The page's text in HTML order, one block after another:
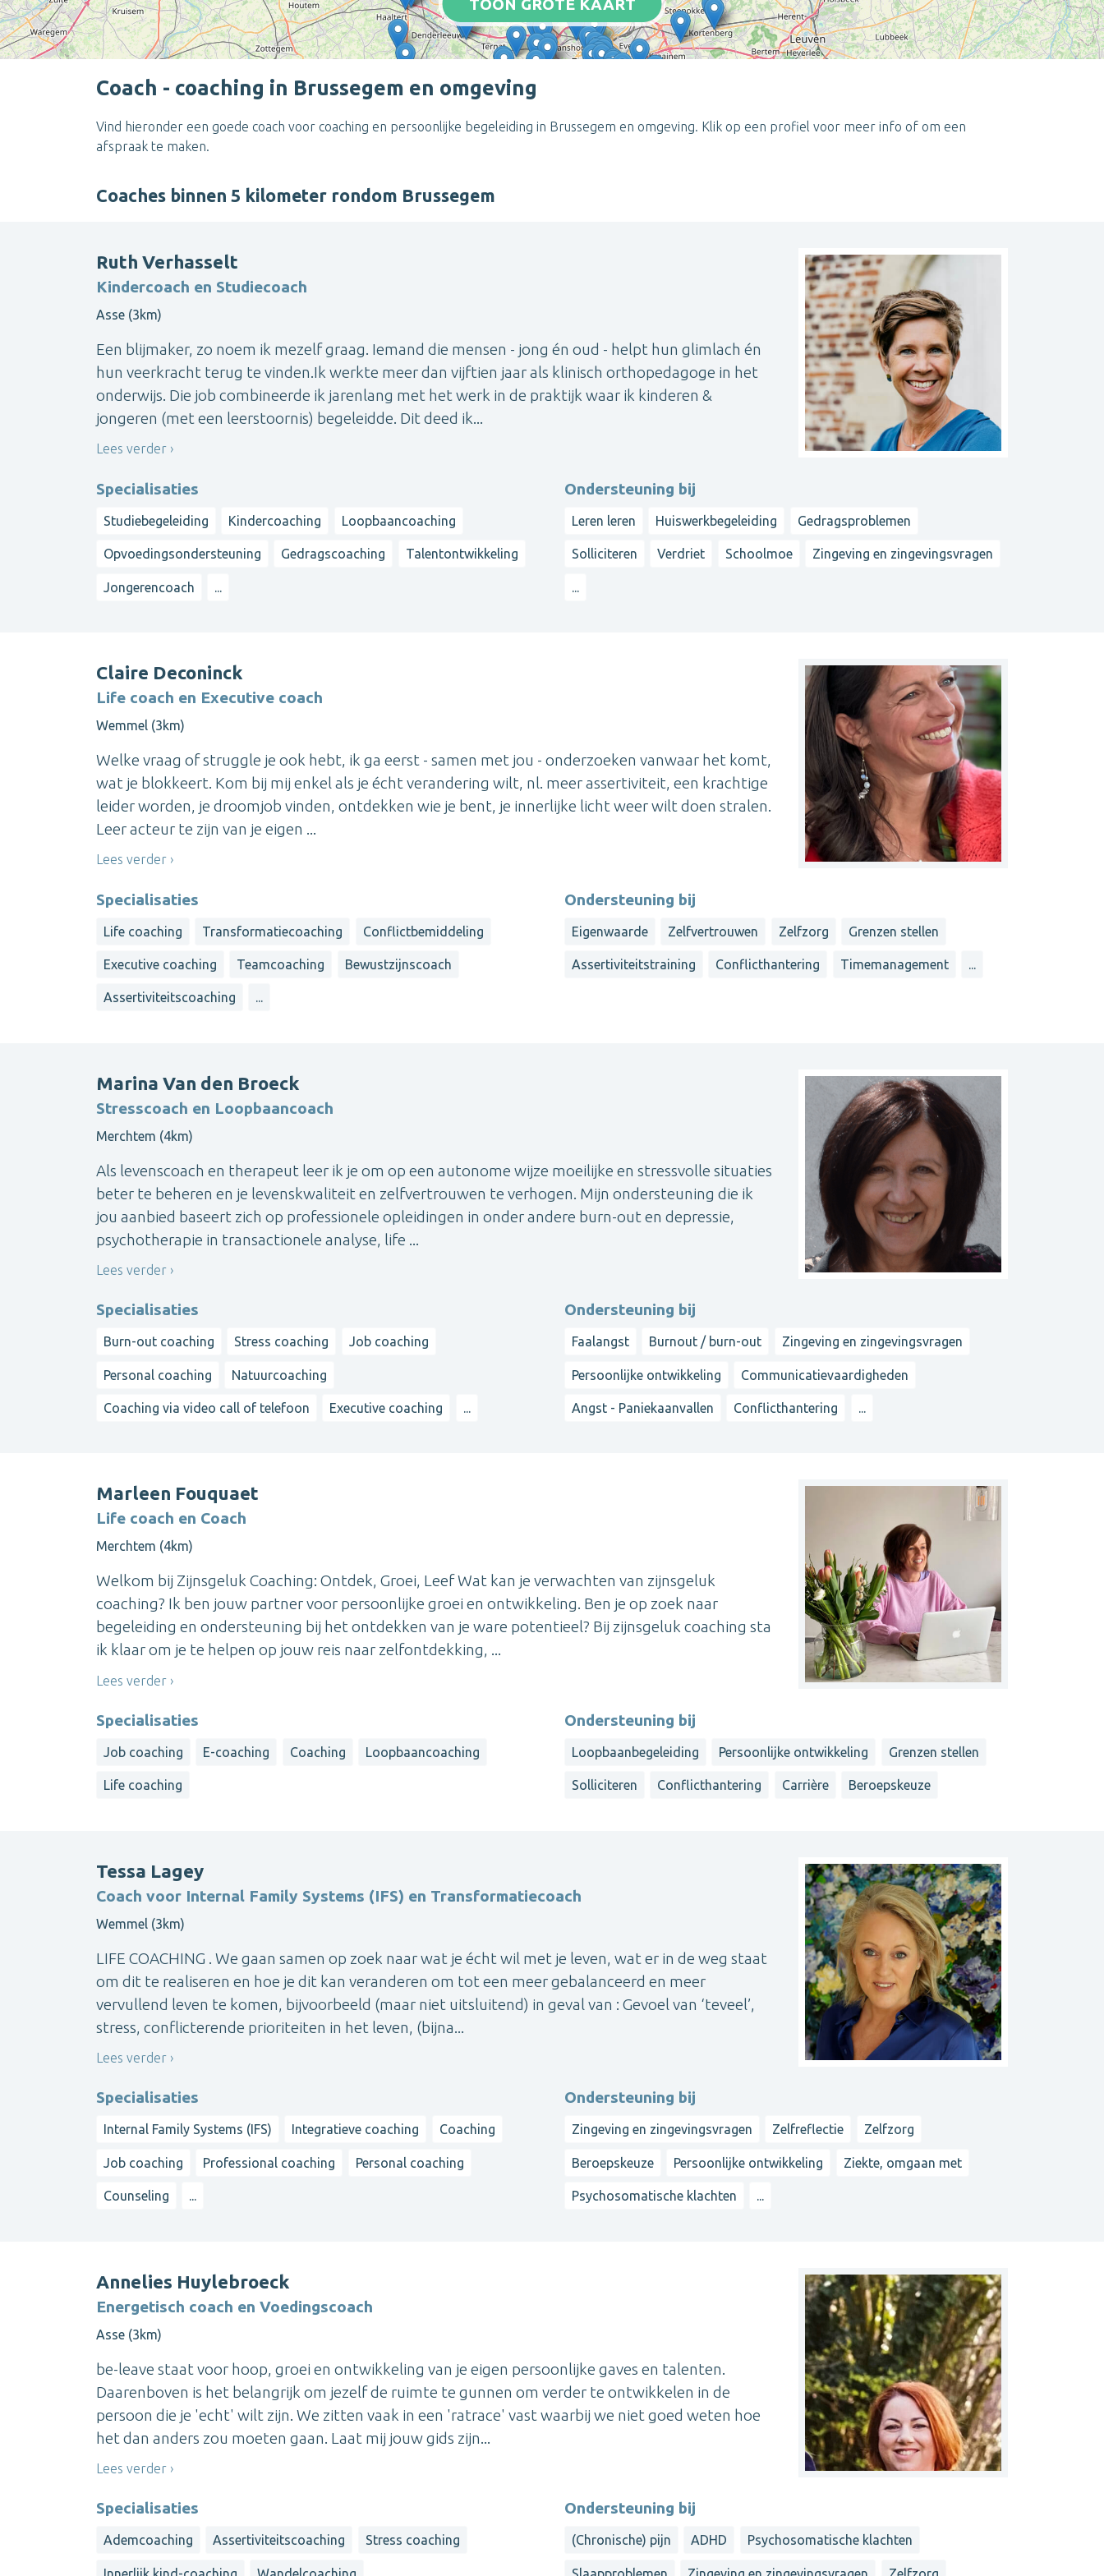
TOON GROTE KAART
Coach - coaching in Brussegem en omgeving
Vind hieronder een goede coach voor coaching en persoonlijke begeleiding in Brussegem en omgeving. Klik op een profiel voor meer info of om een
afspraak te maken.
Coaches binnen 5 kilometer rondom Brussegem
Ruth Verhasselt
Kindercoach en Studiecoach
Asse (3km)
Een blijmaker, zo noem ik mezelf graag. Iemand die mensen - jong én oud - helpt hun glimlach én
hun veerkracht terug te vinden.Ik werkte meer dan vijftien jaar als klinisch orthopedagoge in het
onderwijs. Die job combineerde ik jarenlang met het werk in de praktijk waar ik kinderen &
jongeren (met een leerstoornis) begeleidde. Dit deed ik...
Lees verder
Specialisaties
Studiebegeleiding Kindercoaching Loopbaancoaching
Opvoedingsondersteuning Gedragscoaching Talentontwikkeling
Jongerencoach
Ondersteuning bij
Leren leren Huiswerkbegeleiding Gedragsproblemen
Solliciteren Verdriet Schoolmoe Zingeving en zingevingsvragen
Claire Deconinck
Life coach en Executive coach
Wemmel (3km)
Welke vraag of struggle je ook hebt, ik ga eerst - samen met jou - onderzoeken vanwaar het komt,
wat je blokkeert. Kom bij mij enkel als je écht verandering wilt, nl. meer assertiviteit, een krachtige
leider worden, je droomjob vinden, ontdekken wie je bent, je innerlijke licht weer wilt doen stralen.
Leer acteur te zijn van je eigen ...
Lees verder
Specialisaties
Life coaching Transformatiecoaching Conflictbemiddeling
Executive coaching Teamcoaching Bewustzijnscoach
Assertiviteitscoaching ...
Ondersteuning bij
Eigenwaarde Zelfvertrouwen Zelfzorg Grenzen stellen
Assertiviteitstraining Conflicthantering Timemanagement ...
Marina Van den Broeck
Stresscoach en Loopbaancoach
Merchtem (4km)
Als levenscoach en therapeut leer ik je om op een autonome wijze moeilijke en stressvolle situaties
beter te beheren en je levenskwaliteit en zelfvertrouwen te verhogen. Mijn ondersteuning die ik
jou aanbied baseert zich op professionele opleidingen in onder andere burn-out en depressie,
psychotherapie in transactionele analyse, life ...
Lees verder
Specialisaties
Burn-out coaching Stress coaching Job coaching
Personal coaching Natuurcoaching
Coaching via video call of telefoon Executive coaching ...
Ondersteuning bij
Faalangst Burnout / burn-out Zingeving en zingevingsvragen
Persoonlijke ontwikkeling Communicatievaardigheden
Angst - Paniekaanvallen Conflicthantering ...
Marleen Fouquaet
Life coach en Coach
Merchtem (4km)
Welkom bij Zijnsgeluk Coaching: Ontdek, Groei, Leef Wat kan je verwachten van zijnsgeluk
coaching? Ik ben jouw partner voor persoonlijke groei en ontwikkeling. Ben je op zoek naar
begeleiding en ondersteuning bij het ontdekken van je ware potentieel? Bij zijnsgeluk coaching sta
ik klaar om je te helpen op jouw reis naar zelfontdekking, ...
Lees verder
Specialisaties
Job coaching E-coaching Coaching Loopbaancoaching
Life coaching
Ondersteuning bij
Loopbaanbegeleiding Persoonlijke ontwikkeling Grenzen stellen
Solliciteren Conflicthantering Carrière Beroepskeuze
Tessa Lagey
Coach voor Internal Family Systems (IFS) en Transformatiecoach
Wemmel (3km)
LIFE COACHING . We gaan samen op zoek naar wat je écht wil met je leven, wat er in de weg staat
om dit te realiseren en hoe je dit kan veranderen om tot een meer gebalanceerd en meer
vervullend leven te komen, bijvoorbeeld (maar niet uitsluitend) in geval van : Gevoel van ‘teveel’,
stress, conflicterende prioriteiten in het leven, (bijna...
Lees verder
Specialisaties
Internal Family Systems (IFS) Integratieve coaching Coaching
Job coaching Professional coaching Personal coaching
Counseling ...
Ondersteuning bij
Zingeving en zingevingsvragen Zelfreflectie Zelfzorg
Beroepskeuze Persoonlijke ontwikkeling Ziekte, omgaan met
Psychosomatische klachten ...
Annelies Huylebroeck
Energetisch coach en Voedingscoach
Asse (3km)
be-leave staat voor hoop, groei en ontwikkeling van je eigen persoonlijke gaves en talenten.
Daarenboven is het belangrijk om jezelf de ruimte te gunnen om verder te ontwikkelen in de
persoon die je 'echt' wilt zijn. We zitten vaak in een 'ratrace' vast waarbij we niet goed weten hoe
het dan anders zou moeten gaan. Laat mij jouw gids zijn...
Lees verder
Specialisaties
Ademcoaching Assertiviteitscoaching Stress coaching
Ondersteuning bij
(Chronische) pijn ADHD Psychosomatische klachten